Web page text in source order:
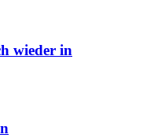
wieder in